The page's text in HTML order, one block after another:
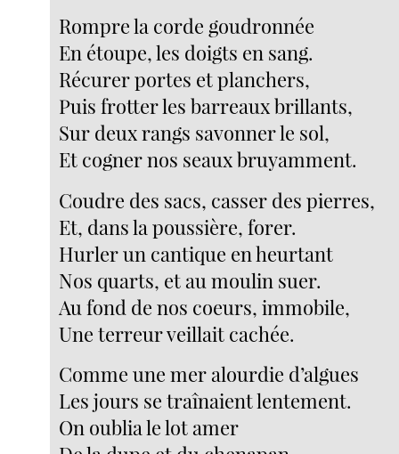
Rompre la corde goudronnée
En étoupe, les doigts en sang.
Récurer portes et planchers,
Puis frotter les barreaux brillants,
Sur deux rangs savonner le sol,
Et cogner nos seaux bruyamment.
Coudre des sacs, casser des pierres,
Et, dans la poussière, forer.
Hurler un cantique en heurtant
Nos quarts, et au moulin suer.
Au fond de nos coeurs, immobile,
Une terreur veillait cachée.
Comme une mer alourdie d’algues
Les jours se traînaient lentement.
On oublia le lot amer